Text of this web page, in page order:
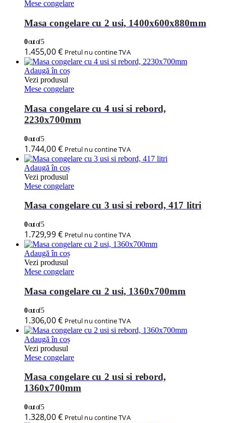
Mese congelare
Masa congelare cu 2 usi, 1400x600x880mm
0out of 5
1.455,00€ Pretul nu contine TVA
Adaugă în coș
Vezi produsul
Mese congelare
Masa congelare cu 4 usi si rebord,
2230x700mm
0out of 5
1.744,00€ Pretul nu contine TVA
Adaugă în coș
Vezi produsul
Mese congelare
Masa congelare cu 3 usi si rebord, 417 litri
0out of 5
1.729,99€ Pretul nu contine TVA
Adaugă în coș
Vezi produsul
Mese congelare
Masa congelare cu 2 usi, 1360x700mm
0out of 5
1.306,00€ Pretul nu contine TVA
Adaugă în coș
Vezi produsul
Mese congelare
Masa congelare cu 2 usi si rebord,
1360x700mm
0out of 5
1.328,00€ Pretul nu contine TVA